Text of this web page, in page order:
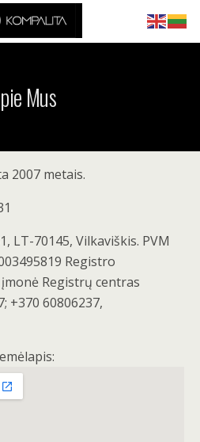
Mus
2007 metais.
LT-70145, Vilkaviškis. PVM
Registro
Registrų centras
+370 60806237,